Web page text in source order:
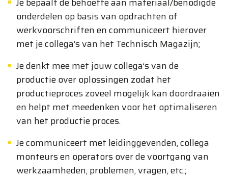
onderdelen op basis van opdrachten of
werkvoorschriften en communiceert hierover
met je collega’s van het Technisch Magazijn;
Je denkt mee met jouw collega’s van de
productie over oplossingen zodat het
productieproces zoveel mogelijk kan doordraaien
en helpt met meedenken voor het optimaliseren
van het productie proces.
Je communiceert met leidinggevenden, collega
monteurs en operators over de voortgang van
werkzaamheden, problemen, vragen, etc.;